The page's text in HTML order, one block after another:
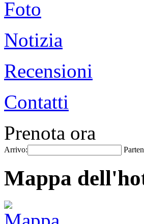
Foto
Notizia
Recensioni
Contatti
Prenota ora
Arrivo:
Mappa